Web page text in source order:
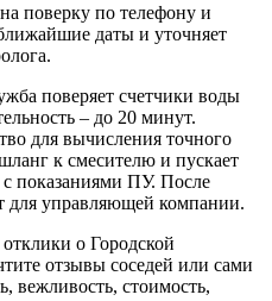
поверку по телефону и
даты и уточняет
поверяет счетчики воды
– до 20 минут.
для вычисления точного
к смесителю и пускает
показаниями ПУ. После
для управляющей компании.
о Городской
отзывы соседей или сами
вежливость, стоимость,